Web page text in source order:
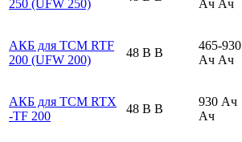
250 (UFW 250)
Ач Ач
АКБ для TCM RTF
200 (UFW 200)
48 В В
465-930
Ач Ач
АКБ для TCM RTX
-TF 200
48 В В
930 Ач
Ач